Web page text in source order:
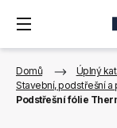
Domů Úplný
Stavební, podstřešní a
Podstřešní fólie